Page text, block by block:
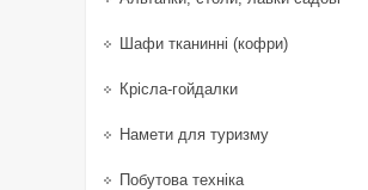
Шафи тканинні (кофри)
Крісла-гойдалки
Намети для туризму
Побутова техніка